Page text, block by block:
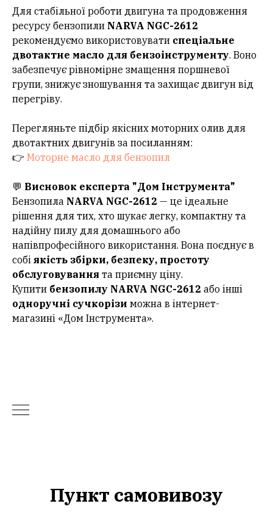
Для стабільної роботи двигуна та продовження
ресурсу бензопили NARVA NGC-2612
рекомендуємо використовувати спеціальне
двотактне масло для бензоінструменту. Воно
забезпечує рівномірне змащення поршневої
групи, знижує зношування та захищає двигун від
перегріву.
Перегляньте підбір якісних моторних олив для
двотактних двигунів за посиланням:
👉 Моторне масло для бензопил
💬 Висновок експерта "Дом Інструмента"
Бензопила NARVA NGC-2612 — це ідеальне
рішення для тих, хто шукає легку, компактну та
надійну пилу для домашнього або
напівпрофесійного використання. Вона поєднує в
собі якість збірки, безпеку, простоту
обслуговування та приємну ціну.
Купити бензопилу NARVA NGC-2612 або інші
одноручні сучкорізи можна в інтернет-
магазині «Дом Інструмента».
Пункт самовивозу